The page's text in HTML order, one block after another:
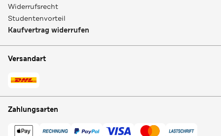
Widerrufsrecht
Studentenvorteil
Kaufvertrag widerrufen
Versandart
Zahlungsarten